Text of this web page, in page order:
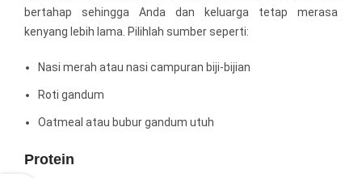
bertahap sehingga Anda dan keluarga tetap merasa
kenyang lebih lama. Pilihlah sumber seperti:
Nasi merah atau nasi campuran biji-bijian
Roti gandum
Oatmeal atau bubur gandum utuh
Protein